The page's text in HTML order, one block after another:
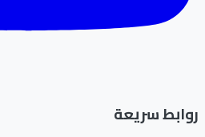
سريعة